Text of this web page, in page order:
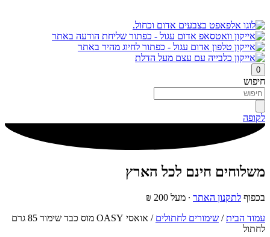
0
חיפוש
לקופה
משלוחים חינם לכל הארץ
בכפוף לתקנון האתר ∙ מעל 200 ₪
עמוד הבית/ שימורים לחתולים
/ אואסי OASY מוס כבד שימור 85 גרם
לחתול